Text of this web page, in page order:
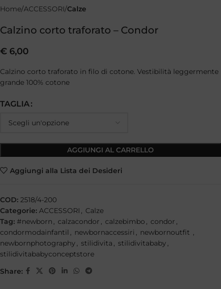
Home ACCESSORI Calze
Calzino corto traforato – Condor
€ 6,00
Calzino corto traforato in filo di cotone. Vestibilità leggermente
grande 100% cotone
TAGLIA
AGGIUNGI AL CARRELLO
Aggiungi alla Lista dei Desideri
COD: 2518/4-200
Categorie: ACCESSORI , Calze
Tag: #newborn , calzacondor , calzebimbo , condor ,
condormodainfantil , newbornaccessiri , newbornoutfit ,
newbornphotography , stilidivita , stilidivitababy ,
stilidivitababyconceptstore
Share: